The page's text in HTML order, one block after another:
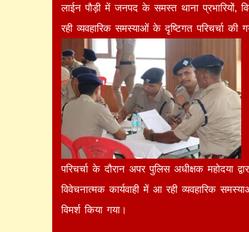
लाईन पौड़ी में जनपद के समस्त थाना प्रभारियों,
रही व्यवहारिक समस्याओं के दृष्टिगत परिचर्चा की
परिचर्चा के दौरान अपर पुलिस अधीक्षक
विवेचनात्मक कार्यवाही में आ रही व्यवहारिक
विमर्श किया गया।